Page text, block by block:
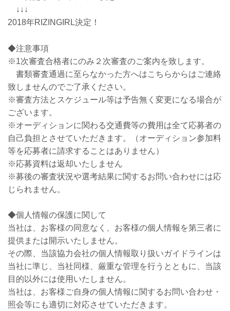
↓↓↓
2018年RIZINGIRL決定！
◆注意事項
※1次審査合格者にのみ２次審査のご案内を致します。
書類審査通過に至らなかった方へはこちらからはご連絡
致しませんのでご了承ください。
※審査方法とスケジュール等は予告無く変更になる場合が
ございます。
※オーディションに関わる交通費等の費用は全て応募者の
自己負担とさせていただきます。（オーディション参加料
等を応募者に請求することはありません）
※応募資料は返却いたしません
※募後の審査状況や選考結果に関するお問い合わせには応
じられません。
◆個人情報の保護に関して
当社は、お客様の同意なく、お客様の個人情報を第三者に
提供または開示いたしません。
その際、当該協力会社の個人情報取り扱いガイドラインは
当社に準じ、当社同様、厳重な管理を行うとともに、当該
目的以外には使用いたしません。
当社は、お客様ご自身の個人情報に関するお問い合わせ・
照会等にも適切に対応させていただきます。